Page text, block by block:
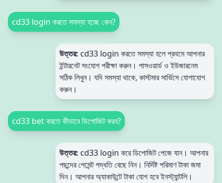
cd33 login করতে সমস্যা হচ্ছে কেন?
উত্তর: cd33 login করতে সমস্যা হলে প্রথমে আপনার
ইন্টারনেট সংযোগ পরীক্ষা করুন। পাসওয়ার্ড ও ইউজারনেম
সঠিক লিখুন। যদি সমস্যা থাকে, কাস্টমার সার্ভিসে যোগাযোগ
করুন।
cd33 bet করতে কীভাবে ডিপোজিট করব?
উত্তর: cd33 login করে ডিপোজিট পেজে যান। আপনার
পছন্দের পেমেন্ট পদ্ধতি বেছে নিন। নির্দিষ্ট পরিমাণ টাকা জমা
দিন। আপনার অ্যাকাউন্টে টাকা যোগ হবে ইনস্ট্যান্টলি।